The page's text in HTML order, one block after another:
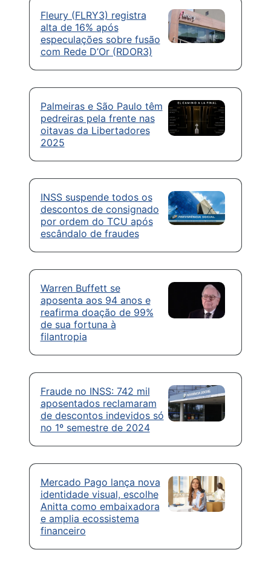
Fleury (FLRY3) registra
alta de 16% após
especulações sobre fusão
com Rede D’Or (RDOR3)
Palmeiras e São Paulo têm
pedreiras pela frente nas
oitavas da Libertadores
2025
INSS suspende todos os
descontos de consignado
por ordem do TCU após
escândalo de fraudes
Warren Buffett se
aposenta aos 94 anos e
reafirma doação de 99%
de sua fortuna à
filantropia
Fraude no INSS: 742 mil
aposentados reclamaram
de descontos indevidos só
no 1º semestre de 2024
Mercado Pago lança nova
identidade visual, escolhe
Anitta como embaixadora
e amplia ecossistema
financeiro